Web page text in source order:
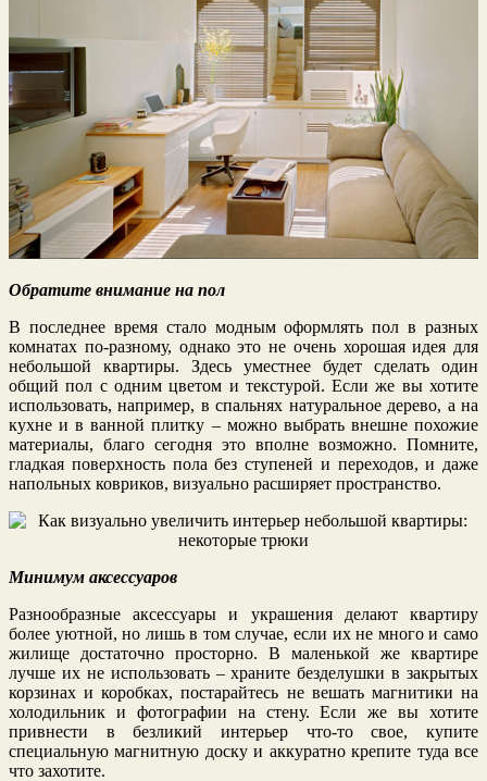
Обратите внимание на пол
В последнее время стало модным оформлять пол в разных
комнатах по-разному, однако это не очень хорошая идея для
небольшой квартиры. Здесь уместнее будет сделать один
общий пол с одним цветом и текстурой. Если же вы хотите
использовать, например, в спальнях натуральное дерево, а на
кухне и в ванной плитку – можно выбрать внешне похожие
материалы, благо сегодня это вполне возможно. Помните,
гладкая поверхность пола без ступеней и переходов, и даже
напольных ковриков, визуально расширяет пространство.
Минимум аксессуаров
Разнообразные аксессуары и украшения делают квартиру
более уютной, но лишь в том случае, если их не много и само
жилище достаточно просторно. В маленькой же квартире
лучше их не использовать – храните безделушки в закрытых
корзинах и коробках, постарайтесь не вешать магнитики на
холодильник и фотографии на стену. Если же вы хотите
привнести в безликий интерьер что-то свое, купите
специальную магнитную доску и аккуратно крепите туда все
что захотите.